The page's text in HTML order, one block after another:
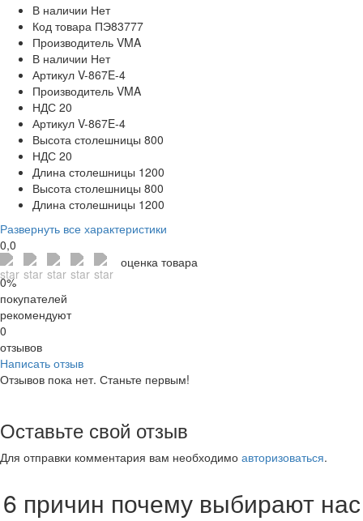
В наличии Нет
Код товара ПЭ83777
Производитель VMA
В наличии Нет
Артикул V-867E-4
Производитель VMA
НДС 20
Артикул V-867E-4
Высота столешницы 800
НДС 20
Длина столешницы 1200
Высота столешницы 800
Длина столешницы 1200
Развернуть все характеристики
0,0
оценка товара
0%
покупателей
рекомендуют
0
отзывов
Написать отзыв
Отзывов пока нет. Станьте первым!
Оставьте свой отзыв
Для отправки комментария вам необходимо авторизоваться.
6 причин почему выбирают нас